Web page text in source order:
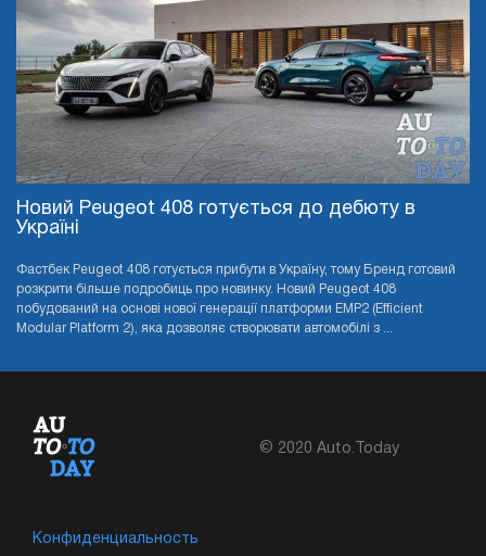
Новий Peugeot 408 готується до дебюту в
Україні
Фастбек Peugeot 408 готується прибути в Україну, тому Бренд готовий
розкрити більше подробиць про новинку. Новий Peugeot 408
побудований на основі нової генерації платформи EMP2 (Efficient
Modular Platform 2), яка дозволяє створювати автомобілі з ...
© 2020 Auto.Today
Конфиденциальность